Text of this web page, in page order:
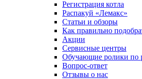
Регистрация котла
Распакуй «Лемакс»
Статьи и обзоры
Как правильно
Акции
Сервисные центры
Обучающие ролики по
Вопрос-ответ
Отзывы о нас